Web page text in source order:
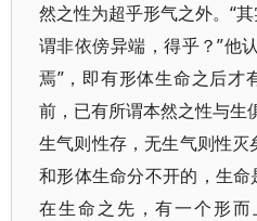
然之性为超乎形气之外。“
谓非依傍异端，得乎？”他
焉”，即有形体生命之后才
前，已有所谓本然之性与生
生气则性存，无生气则性灭
和形体生命分不开的，生
在生命之先，有一个形